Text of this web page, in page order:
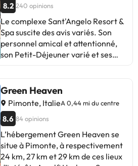
8.2 240 opinions
Le complexe Sant'Angelo Resort &
Spa suscite des avis variés. Son
personnel amical et attentionné,
son Petit-Déjeuner varié et ses
de modernisation dans les
chambres, les bruits et les détails à
améliorer dans l'entretien. Idéal
pour se détendre loin de l'agitation,
avec un potentiel d'amélioration
sur certains aspects. Emplacement
pratique pour explorer la côte
Green Heaven
Pimonte, ItalieA 0,44 mi du centre
8.6 84 opinions
L’hébergement Green Heaven se
situe à Pimonte, à respectivement
24 km, 27 km et 29 km de ces lieux